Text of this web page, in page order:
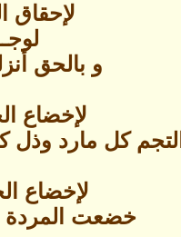
لإحقاق
و بالحق
لإخضاع
التجم كل مارد
لإخضاع
خضعت المردة